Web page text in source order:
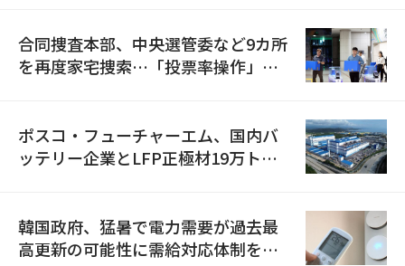
合同捜査本部、中央選管委など9カ所
を再度家宅捜索…「投票率操作」の
ポスコ・フューチャーエム、国内バ
ッテリー企業とLFP正極材19万トン
韓国政府、猛暑で電力需要が過去最
高更新の可能性に需給対応体制を点